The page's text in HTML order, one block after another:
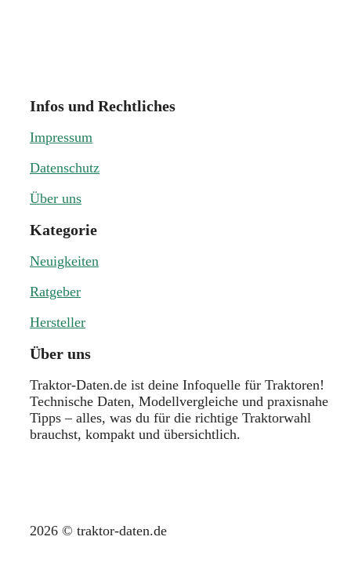
Infos und Rechtliches
Impressum
Datenschutz
Über uns
Kategorie
Neuigkeiten
Ratgeber
Hersteller
Über uns
Traktor-Daten.de ist deine Infoquelle für Traktoren!
Technische Daten, Modellvergleiche und praxisnahe
Tipps – alles, was du für die richtige Traktorwahl
brauchst, kompakt und übersichtlich.
2026 © traktor-daten.de